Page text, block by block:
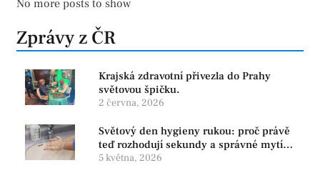
No more posts to show
Zprávy z ČR
Krajská zdravotní přivezla do Prahy
světovou špičku.
2 června, 2026
Světový den hygieny rukou: proč právě
teď rozhodují sekundy a správné mytí
rukou
5 května, 2026